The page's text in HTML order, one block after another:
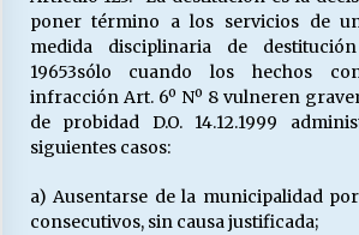
poner término a los servicios de
medida disciplinaria de
19653sólo cuando los hechos
infracción Art. 6º Nº 8 vulneren
de probidad D.O. 14.12.1999
siguientes casos:
a) Ausentarse de la municipalidad
consecutivos, sin causa justificada;